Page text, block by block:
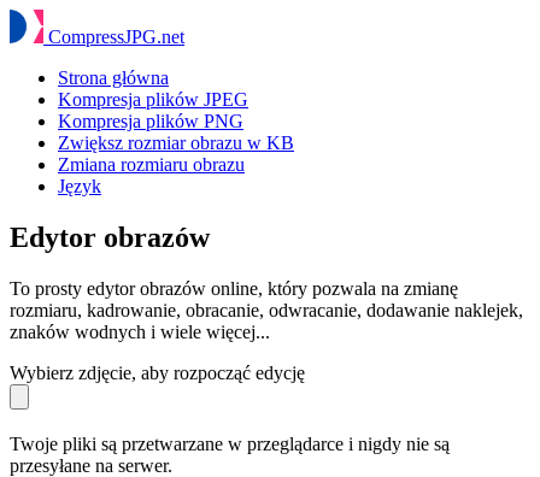
CompressJPG.net
Strona główna
Kompresja plików JPEG
Kompresja plików PNG
Zwiększ rozmiar obrazu w KB
Zmiana rozmiaru obrazu
Język
Edytor obrazów
To prosty edytor obrazów online, który pozwala na zmianę
rozmiaru, kadrowanie, obracanie, odwracanie, dodawanie naklejek,
znaków wodnych i wiele więcej...
Wybierz zdjęcie, aby rozpocząć edycję
Twoje pliki są przetwarzane w przeglądarce i nigdy nie są
przesyłane na serwer.